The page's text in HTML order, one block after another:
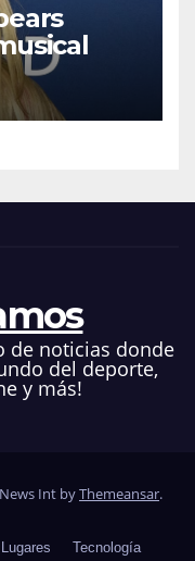
de noticias donde
del deporte,
y más!
Int byThemeansar.
Lugares Tecnología